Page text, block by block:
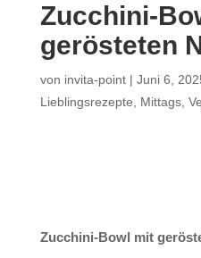
Zucchini-
gerösteten
von invita-point| Juni 6,
Lieblingsrezepte
Mittags,
Zucchini-Bowl mit